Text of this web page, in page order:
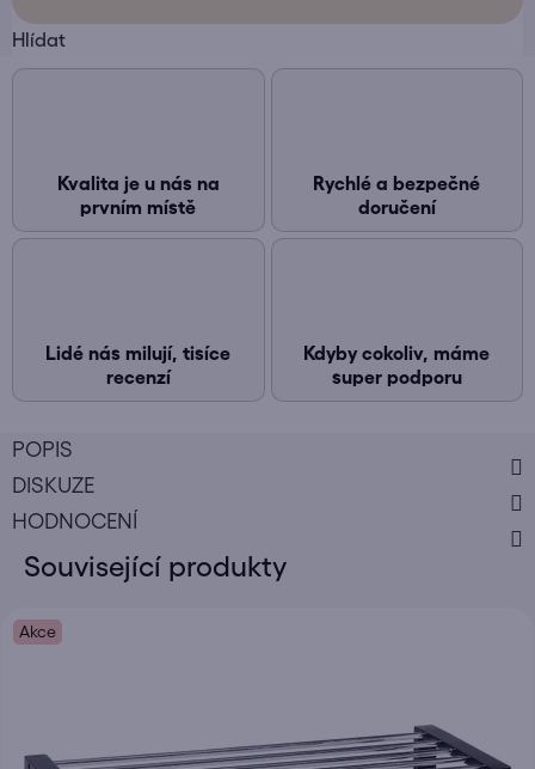
Hlídat
Kvalita je u nás na
prvním místě
Rychlé a bezpečné
doručení
Lidé nás milují, tisíce
recenzí
Kdyby cokoliv, máme
super podporu
POPIS
DISKUZE
HODNOCENÍ
Související produkty
Akce